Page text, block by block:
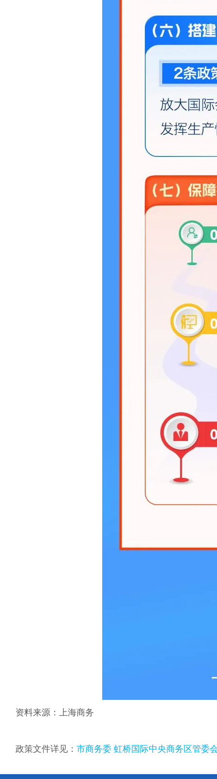
资料来源：上海商务
政策文件详见： 市商务委 虹桥国际中央商务区管委